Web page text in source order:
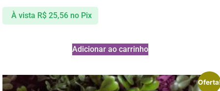
À vista R$25,56 no Pix
Adicionar ao carrinho